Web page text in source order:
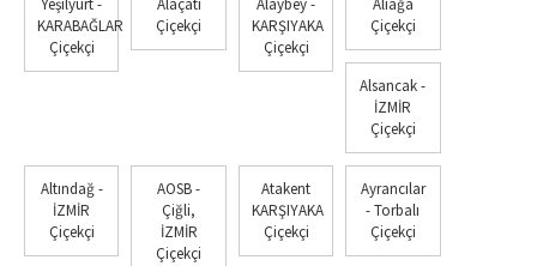
Yeşilyurt -
KARABAĞLAR
Çiçekçi
Alaçatı
Çiçekçi
Alaybey -
KARŞIYAKA
Çiçekçi
Aliağa
Çiçekçi
Alsancak -
İZMİR
Çiçekçi
Altındağ -
İZMİR
Çiçekçi
AOSB -
Çiğli,
İZMİR
Çiçekçi
Atakent
KARŞIYAKA
Çiçekçi
Ayrancılar
- Torbalı
Çiçekçi